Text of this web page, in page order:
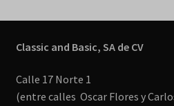
Classic and Basic, SA de CV
Calle 17 Norte 1
(entre calles Oscar Flores y